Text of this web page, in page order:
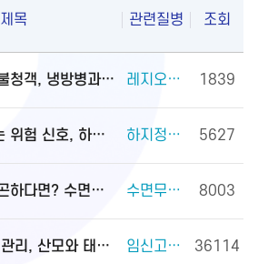
제목 관련질병 조회
여름 문턱의 불청객, 냉방병과 기립저혈압 관리법 레지오넬라증 외 2건 1839
다리가 보내는 위험 신호, 하지정맥류 하지정맥류 외 3건 5627
자도 자도 피곤하다면? 수면무호흡증 진단·관리법 수면무호흡증 외 2건 8003
임신 중 혈압 관리, 산모와 태아를 지키는 첫걸음 임신고혈압과 전자간증(임신중독증) 외 4건 36114